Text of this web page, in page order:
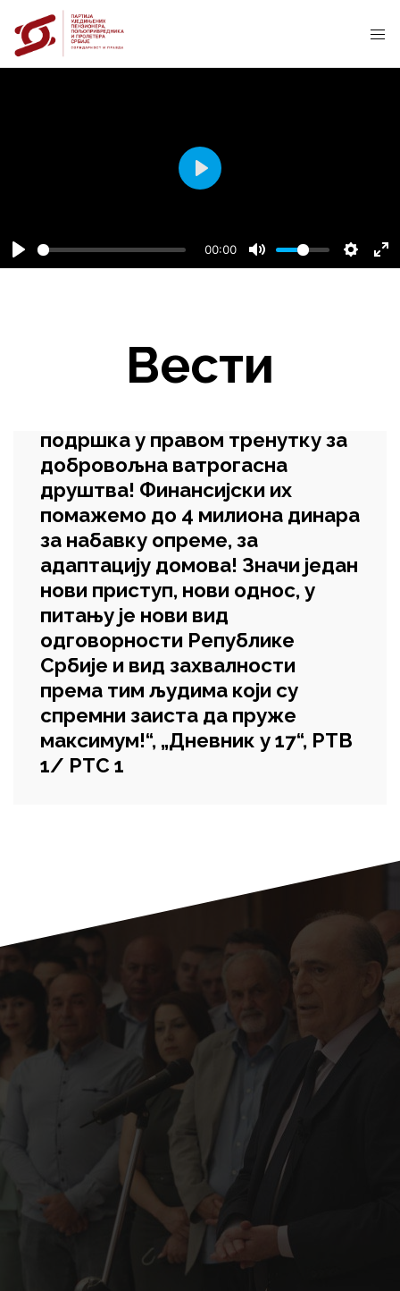
00:00
P
Вести
Uncategorized
Кркобабић: Права подршка у
правом тренутку за
добровољна ватрогасна
друштва